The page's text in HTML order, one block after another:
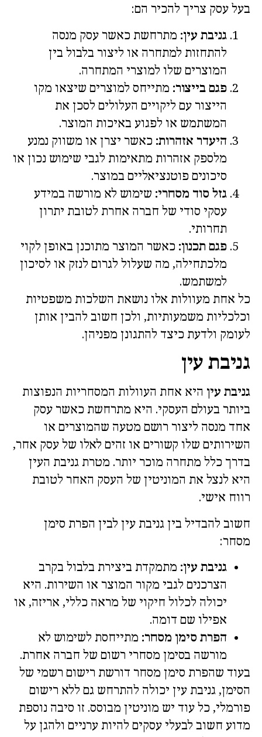
בעל עסק צריך להכיר הם:
גניבת עין: מתרחשת כאשר עסק מנסה
להתחזות למתחרה או ליצור בלבול בין
המוצרים שלו למוצרי המתחרה.
פגם בייצור: מתייחס למוצרים שיצאו מקו
הייצור עם ליקויים העלולים לסכן את
המשתמש או לפגוע באיכות המוצר.
היעדר אזהרות: כאשר יצרן או משווק נמנע
מלספק אזהרות מתאימות לגבי שימוש נכון או
סיכונים פוטנציאליים במוצר.
גזל סוד מסחרי: שימוש לא מורשה במידע
עסקי סודי של חברה אחרת לטובת יתרון
תחרותי.
פגם תכנון: כאשר המוצר מתוכנן באופן לקוי
מלכתחילה, מה שעלול לגרום לנזק או לסיכון
למשתמש.
כל אחת מעוולות אלו נושאת השלכות משפטיות
וכלכליות משמעותיות, ולכן חשוב להבין אותן
לעומק ולדעת כיצד להתגונן מפניהן.
גניבת עין
גניבת עין היא אחת העוולות המסחריות הנפוצות
ביותר בעולם העסקי. היא מתרחשת כאשר עסק
אחד מנסה ליצור רושם מטעה שהמוצרים או
השירותים שלו קשורים או זהים לאלו של עסק אחר,
בדרך כלל מתחרה מוכר יותר. מטרת גניבת העין
היא לנצל את המוניטין של העסק האחר לטובת
רווח אישי.
חשוב להבדיל בין גניבת עין לבין הפרת סימן
מסחר:
גניבת עין: מתמקדת ביצירת בלבול בקרב
הצרכנים לגבי מקור המוצר או השירות. היא
יכולה לכלול חיקוי של מראה כללי, אריזה, או
אפילו שם דומה.
הפרת סימן מסחר: מתייחסת לשימוש לא
מורשה בסימן מסחרי רשום של חברה אחרת.
בעוד שהפרת סימן מסחר דורשת רישום רשמי של
הסימן, גניבת עין יכולה להתרחש גם ללא רישום
פורמלי, כל עוד יש מוניטין מבוסס. זו סיבה נוספת
מדוע חשוב לבעלי עסקים להיות ערניים ולהגן על